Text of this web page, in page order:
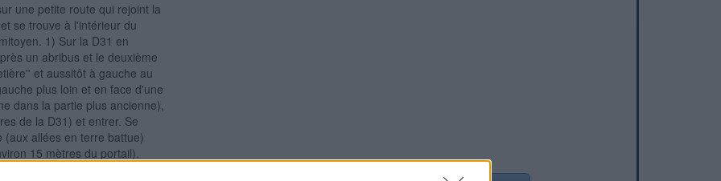
une petite route qui rejoint la
se trouve à l'intérieur du
1) Sur la D31 en
un abribus et le deuxième
et aussitôt à gauche au
plus loin et en face d'une
dans la partie plus ancienne),
de la D31) et entrer. Se
allées en terre battue)
15 mètres du portail).
loin prendre la branche droite